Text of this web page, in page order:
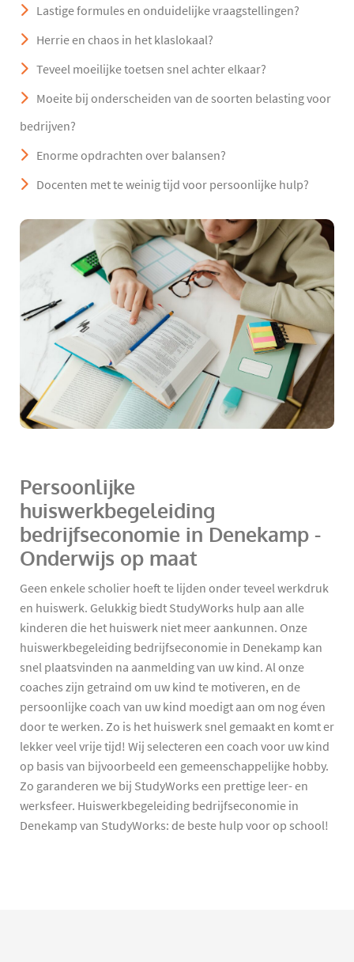
Lastige formules en onduidelijke vraagstellingen?
Herrie en chaos in het klaslokaal?
Teveel moeilijke toetsen snel achter elkaar?
Moeite bij onderscheiden van de soorten belasting voor
bedrijven?
Enorme opdrachten over balansen?
Docenten met te weinig tijd voor persoonlijke hulp?
Persoonlijke
huiswerkbegeleiding
bedrijfseconomie in Denekamp -
Onderwijs op maat
Geen enkele scholier hoeft te lijden onder teveel werkdruk
en huiswerk. Gelukkig biedt StudyWorks hulp aan alle
kinderen die het huiswerk niet meer aankunnen. Onze
huiswerkbegeleiding bedrijfseconomie in Denekamp kan
snel plaatsvinden na aanmelding van uw kind. Al onze
coaches zijn getraind om uw kind te motiveren, en de
persoonlijke coach van uw kind moedigt aan om nog éven
door te werken. Zo is het huiswerk snel gemaakt en komt er
lekker veel vrije tijd! Wij selecteren een coach voor uw kind
op basis van bijvoorbeeld een gemeenschappelijke hobby.
Zo garanderen we bij StudyWorks een prettige leer- en
werksfeer. Huiswerkbegeleiding bedrijfseconomie in
Denekamp van StudyWorks: de beste hulp voor op school!